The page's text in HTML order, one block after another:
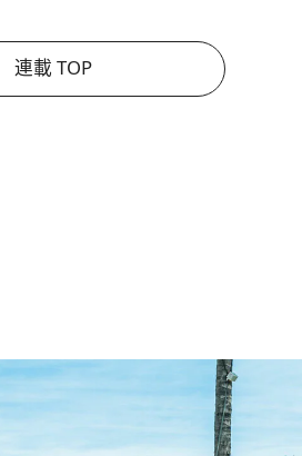
連載 TOP